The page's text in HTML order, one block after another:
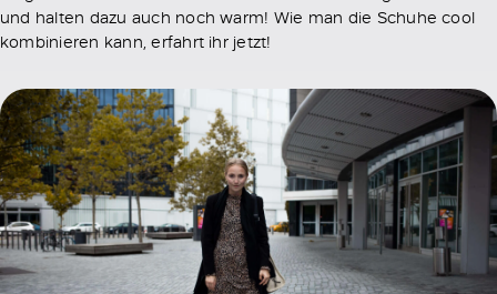
und halten dazu auch noch warm! Wie man die Schuhe cool
kombinieren kann, erfahrt ihr jetzt!